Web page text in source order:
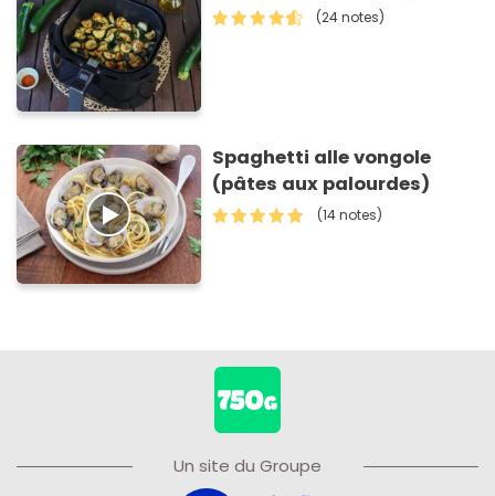
(24 notes)
Spaghetti alle vongole
(pâtes aux palourdes)
(14 notes)
Un site du Groupe